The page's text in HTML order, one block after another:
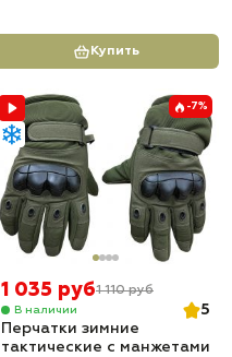
Купить
-7%
1 035 руб1 110 руб
В наличии
5
Перчатки зимние
тактические с манжетами